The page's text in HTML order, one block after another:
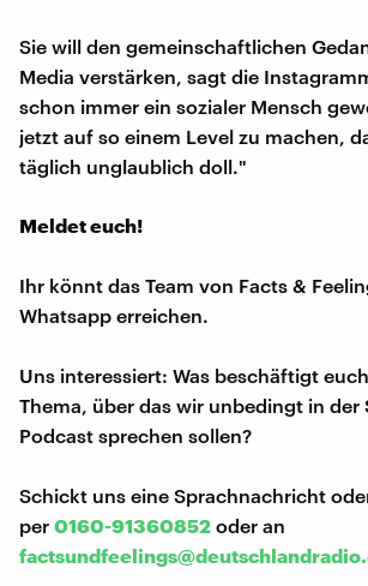
Sie will den gemeinschaftlichen
Media verstärken, sagt die
schon immer ein sozialer Mensch
jetzt auf so einem Level zu machen,
täglich unglaublich doll."
Meldet euch!
Ihr könnt das Team von Facts &
Whatsapp erreichen.
Uns interessiert: Was beschäftigt
Thema, über das wir unbedingt in der
Podcast sprechen sollen?
Schickt uns eine Sprachnachricht
per 0160-91360852 oder an